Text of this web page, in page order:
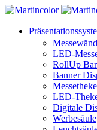
LED-
RollUp
Banner
LED-
Digitale
Werbesäule